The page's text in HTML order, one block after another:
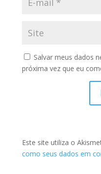
Salvar meus dados
próxima vez que eu
Este site utiliza o
como seus dados em